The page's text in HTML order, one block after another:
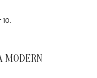
MODERN